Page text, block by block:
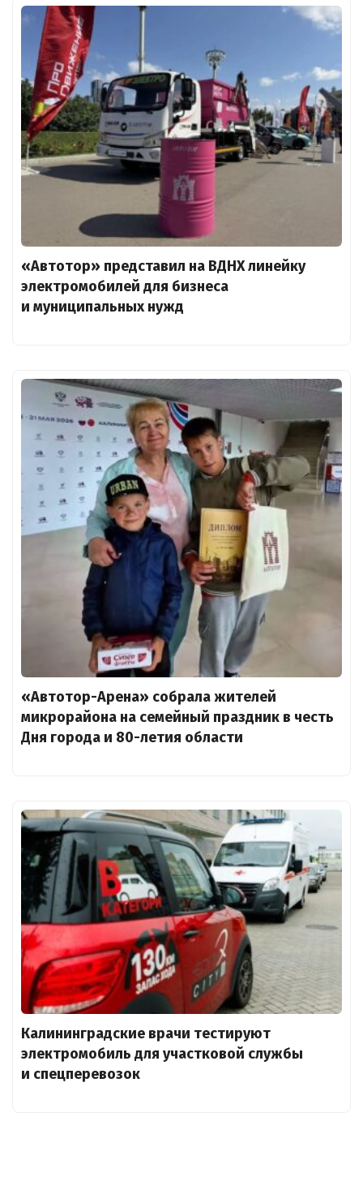
«Автотор» представил на ВДНХ линейку
электромобилей для бизнеса
и муниципальных нужд
«Автотор-Арена» собрала жителей
микрорайона на семейный праздник в честь
Дня города и 80-летия области
Калининградские врачи тестируют
электромобиль для участковой службы
и спецперевозок